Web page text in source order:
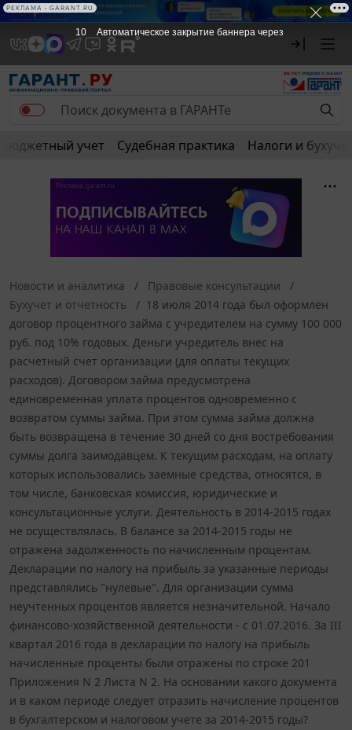
Бюджетный учет Судебная практика Налоги и
Новости и аналитика
Правовые консультации
Бухучет и отчетность
18 июля 2014 года был оформлен
договор процентного займа с учредителем на сумму 100 000
руб. под 10% годовых. Деньги учредитель внес на
расчетный счет организации (для оплаты текущих
расходов). Договором займа предусмотрена
единовременная уплата процентов одновременно с
возвратом суммы займа. При этом сумма займа должна
быть возвращена в течение 30 дней со дня востребования
суммы долга заимодавцем. К текущим расходам, на оплату
которых использовались заемные средства, относятся, в
том числе, банковская комиссия, юридические и
консультационные услуги. Деятельность в 2014-2015 годах
не осуществлялась. В балансе за 2014-2015 годы не
отражена задолженность по начисленным процентам.
Декларации по налогу на прибыль за указанные периоды
представлялись "нулевые". Для организации сумма
неучтенных процентов является незначительной. Начало
финансово-хозяйственной деятельности - с 01.07.2016. За III
квартал 2016 года в декларации по налогу на прибыль
начисленные проценты были отражены по строке 201
Приложения N 2 Листа N 2. На основании какого документа
и в каком периоде следует отразить начисление процентов
в бухгалтерском и налоговом учете за 2014-2015 годы?
9 Автоматическое закрытие баннера через
РЕКЛАМА • GARANT.RU